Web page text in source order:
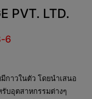
PVT. LTD.
6
กาวในตัว โดยนำเสนอ
บอุตสาหกรรมต่างๆ